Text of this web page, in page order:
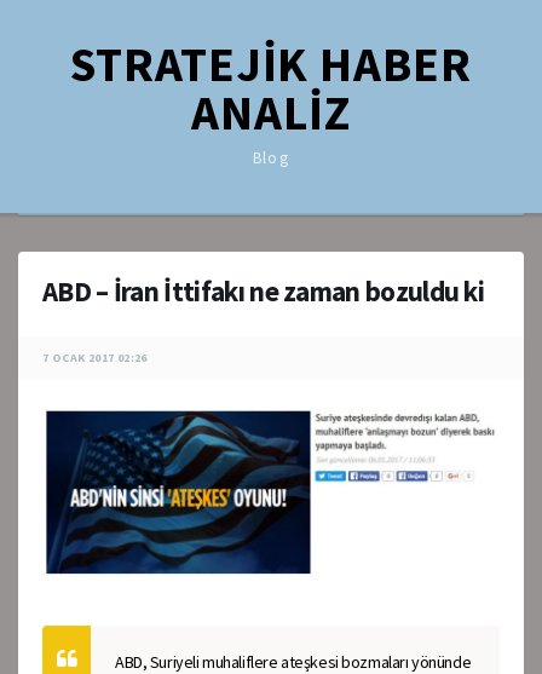
STRATEJİK HABER
ANALİZ
Blog
ABD – İran İttifakı ne zaman bozuldu ki
7 OCAK 2017 02:26
ABD, Suriyeli muhaliflere ateşkesi bozmaları yönünde